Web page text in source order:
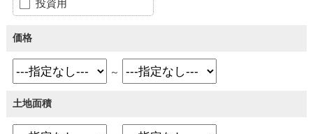
投資用
価格
～
土地面積